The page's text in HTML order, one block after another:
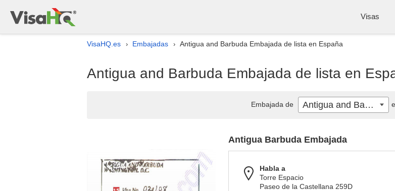
Visas
VisaHQ.es › Embajadas › Antigua and Barbuda Embajada de lista en España
Antigua and Barbuda Embajada de lista en
Antigua Barbuda Embajada
Habla a
Torre Espacio
Paseo de la Castellana 259D
Embajada de Antigua and Barbuda